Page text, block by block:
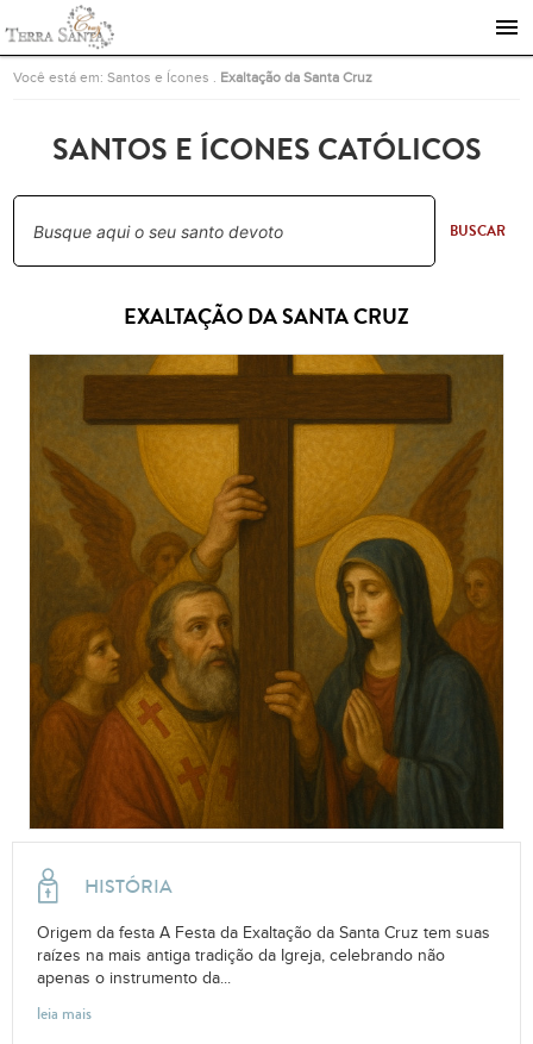
Ir para a página inicial
Você está em:Santos e Ícones Exaltação da Santa Cruz
SANTOS E ÍCONES CATÓLICOS
BUSCAR
EXALTAÇÃO DA SANTA CRUZ
HISTÓRIA
Origem da festa A Festa da Exaltação da Santa Cruz tem suas
raízes na mais antiga tradição da Igreja, celebrando não
apenas o instrumento da...
leia mais